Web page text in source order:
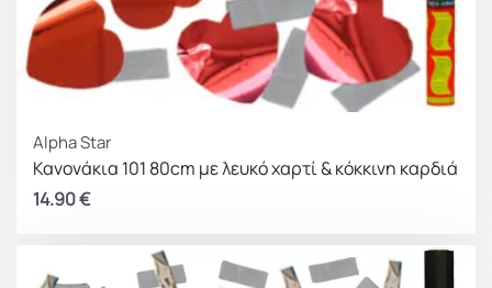
Alpha Star
Κανονάκια 101 80cm με λευκό χαρτί & κόκκινη καρδιά
14.90€